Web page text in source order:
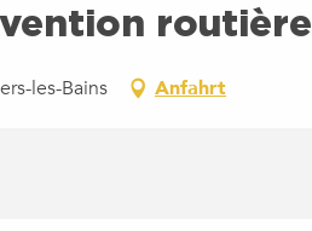
routière
les-Bains Anfahrt